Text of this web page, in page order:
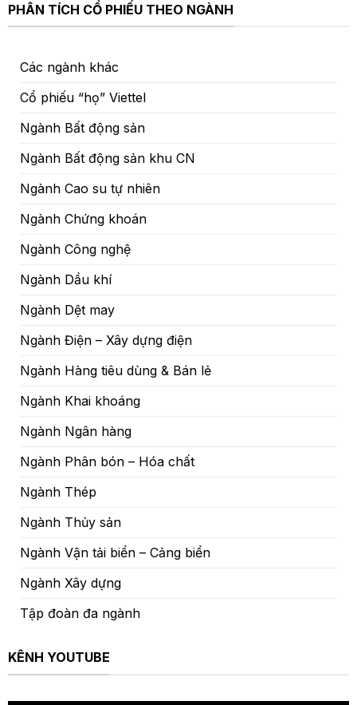
PHÂN TÍCH CỔ PHIẾU THEO NGÀNH
Các ngành khác
Cổ phiếu “họ” Viettel
Ngành Bất động sản
Ngành Bất động sản khu CN
Ngành Cao su tự nhiên
Ngành Chứng khoán
Ngành Công nghệ
Ngành Dầu khí
Ngành Dệt may
Ngành Điện – Xây dựng điện
Ngành Hàng tiêu dùng & Bán lẻ
Ngành Khai khoáng
Ngành Ngân hàng
Ngành Phân bón – Hóa chất
Ngành Thép
Ngành Thủy sản
Ngành Vận tải biển – Cảng biển
Ngành Xây dựng
Tập đoàn đa ngành
KÊNH YOUTUBE